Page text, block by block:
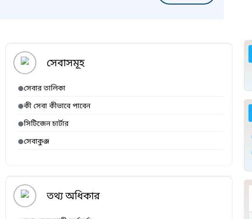
সেবাসমূহ
সেবার তালিকা
কী সেবা কীভাবে পাবেন
সিটিজেন চার্টার
সেবাকুঞ্জ
তথ্য অধিকার